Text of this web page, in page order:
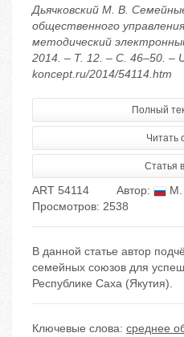
Дьячковский М. В.
общественного
методический
2014. – Т. 12. – С. 46–50. –
koncept.ru/2014/54114.htm
Полный
Читать
Статья
ART 54114 Автор:
М.
Просмотров: 2538
В данной статье автор
семейных союзов для
Республике Саха (Якутия).
Ключевые слова: среднее